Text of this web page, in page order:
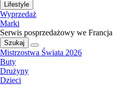
Lifestyle
Wyprzedaż
Marki
Serwis posprzedażowy we Francja
Szukaj
Mistrzostwa Świata 2026
Buty
Drużyny
Dzieci